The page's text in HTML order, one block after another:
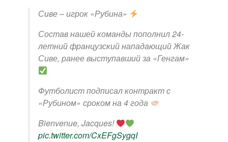
Сиве – игрок «Рубина»
Состав нашей команды пополнил 24-
летний французский нападающий Жак
Сиве, ранее выступавший за «Генгам»
Футболист подписал контракт с
«Рубином» сроком на 4 года
Bienvenue, Jacques!
pic.twitter.com/CxEFgSygqI